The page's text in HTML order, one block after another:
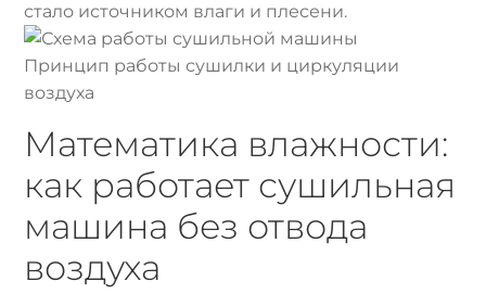
стало источником влаги и плесени.
Принцип работы сушилки и циркуляции
воздуха
Математика влажности:
как работает сушильная
машина без отвода
воздуха